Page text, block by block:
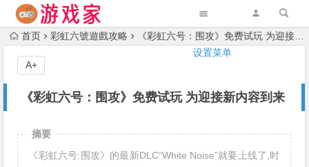
设置菜单
首页 彩虹六號遊戲攻略 《彩虹六号：围攻》免费试玩 为迎接新内容到来
《彩虹六号：围攻》免费试玩 为迎接新内容到来
A+
摘要
《彩虹六号:围攻》的最新DLC“White Noise”就要上线了,时